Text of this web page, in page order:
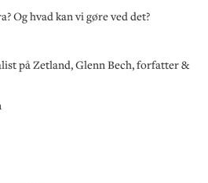
Og hvad kan vi gøre ved det?
på Zetland, Glenn Bech, forfatter &